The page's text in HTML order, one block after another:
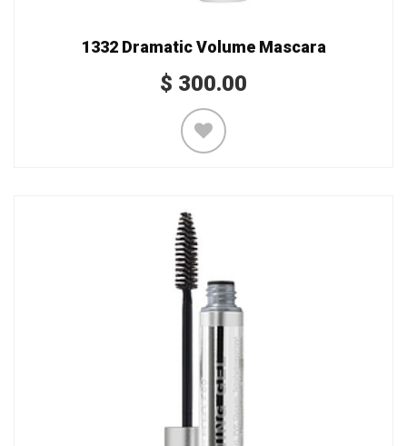
1332 Dramatic Volume Mascara
$ 300.00